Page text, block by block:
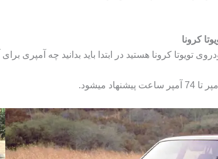
کرونا
تویوتا کرونا هستید در ابتدا باید بدانید چه آمپری